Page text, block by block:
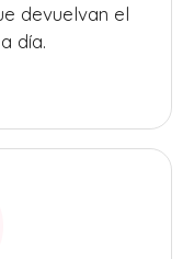
devuelvan el
día.